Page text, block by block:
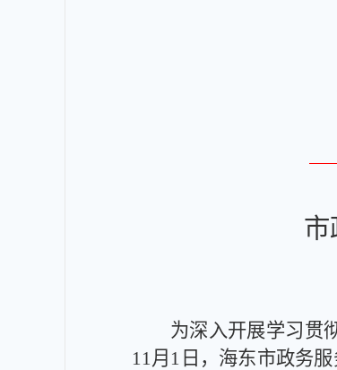
市
为深入开展学习贯
11月 1 日，海东市政务